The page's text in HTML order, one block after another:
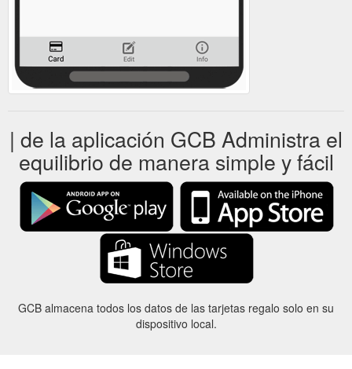
| de la aplicación GCB Administra el
equilibrio de manera simple y fácil
GCB almacena todos los datos de las tarjetas regalo solo en su
dispositivo local.